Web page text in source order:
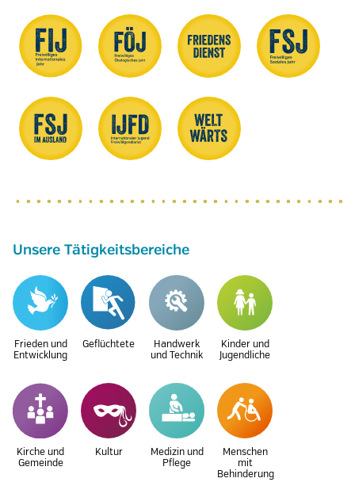
Unsere Tätigkeitsbereiche
Frieden und
Entwicklung
Geflüchtete
Handwerk
und Technik
Kinder und
Jugendliche
Kirche und
Gemeinde
Kultur
Medizin und
Pflege
Menschen
mit
Behinderung